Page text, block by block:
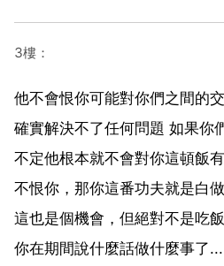
3樓：
他不會恨你可能對你們之間的
確實解決不了任何問題 如果你
不定他根本就不會對你這頓飯
不恨你，那你這番功夫就是白
這也是個機會，但絕對不是吃
你在期間說什麼話做什麼事了